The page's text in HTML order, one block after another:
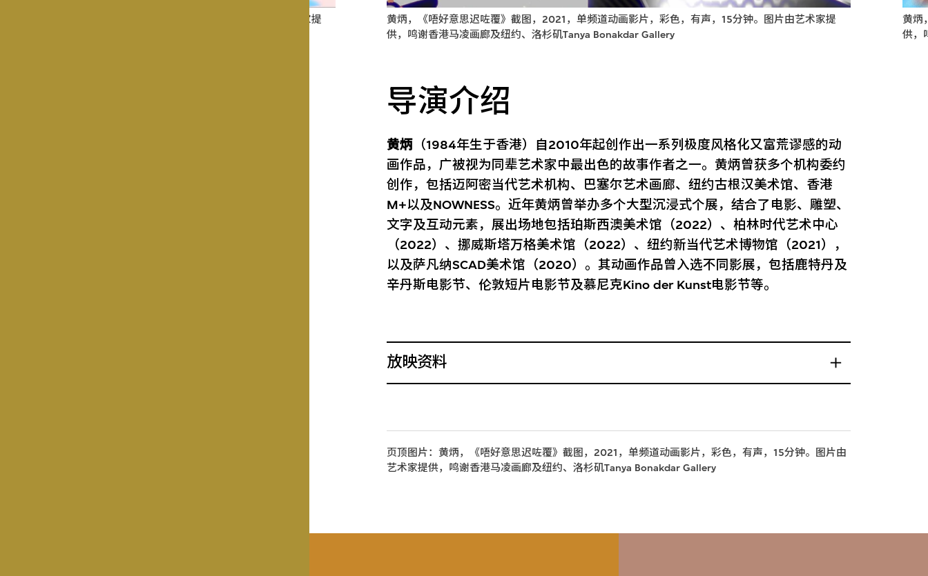
黄炳，《唔好意思迟咗覆》截图，2021，单频道动画影片，彩色，有声，15分钟。图片由艺术家提
供，鸣谢香港马凌画廊及纽约、洛杉矶Tanya Bonakdar Gallery
黄炳
供，
图，2021，单频道动画影片，彩色，有声，15分钟。图片由艺术家提
导演介绍
黄炳 （1984年生于香港）自2010年起创作出一系列极度风格化又富荒谬感的动
画作品，广被视为同辈艺术家中最出色的故事作者之一。黄炳曾获多个机构委约
创作，包括迈阿密当代艺术机构、巴塞尔艺术画廊、纽约古根汉美术馆、香港
M+以及NOWNESS。近年黄炳曾举办多个大型沉浸式个展，结合了电影、雕塑、
文字及互动元素，展出场地包括珀斯西澳美术馆（2022）、柏林时代艺术中心
（2022）、挪威斯塔万格美术馆（2022）、纽约新当代艺术博物馆（2021），
以及萨凡纳SCAD美术馆（2020）。其动画作品曾入选不同影展，包括鹿特丹及
辛丹斯电影节、伦敦短片电影节及慕尼克Kino der Kunst电影节等。
放映资料
页顶图片：黄炳，《唔好意思迟咗覆》截图，2021，单频道动画影片，彩色，有声，15分钟。图片由
艺术家提供，鸣谢香港马凌画廊及纽约、洛杉矶Tanya Bonakdar Gallery